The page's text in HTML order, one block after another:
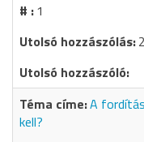
1
A
kell?